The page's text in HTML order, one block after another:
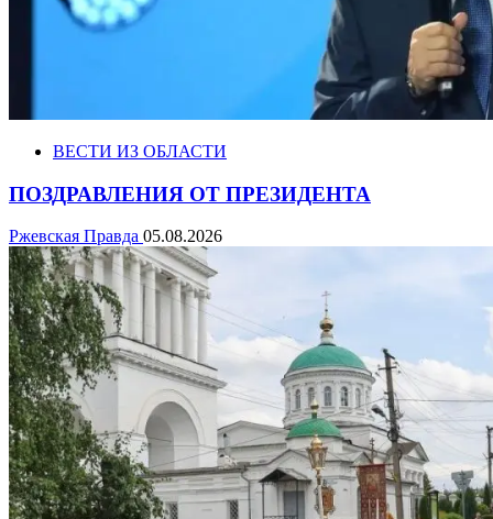
ВЕСТИ ИЗ ОБЛАСТИ
ПОЗДРАВЛЕНИЯ ОТ ПРЕЗИДЕНТА
Ржевская Правда 05.08.2026